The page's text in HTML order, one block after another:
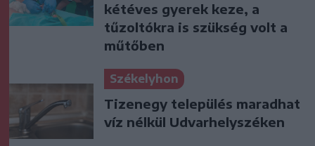
kétéves gyerek keze, a
tűzoltókra is szükség volt a
műtőben
Székelyhon
Tizenegy település maradhat
víz nélkül Udvarhelyszéken